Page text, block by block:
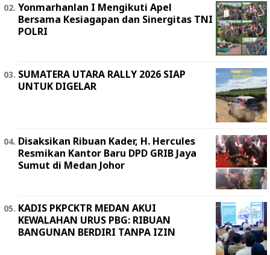
Yonmarhanlan I Mengikuti Apel
Bersama Kesiagapan dan Sinergitas TNI
POLRI
SUMATERA UTARA RALLY 2026 SIAP
UNTUK DIGELAR
Disaksikan Ribuan Kader, H. Hercules
Resmikan Kantor Baru DPD GRIB Jaya
Sumut di Medan Johor
KADIS PKPCKTR MEDAN AKUI
KEWALAHAN URUS PBG: RIBUAN
BANGUNAN BERDIRI TANPA IZIN